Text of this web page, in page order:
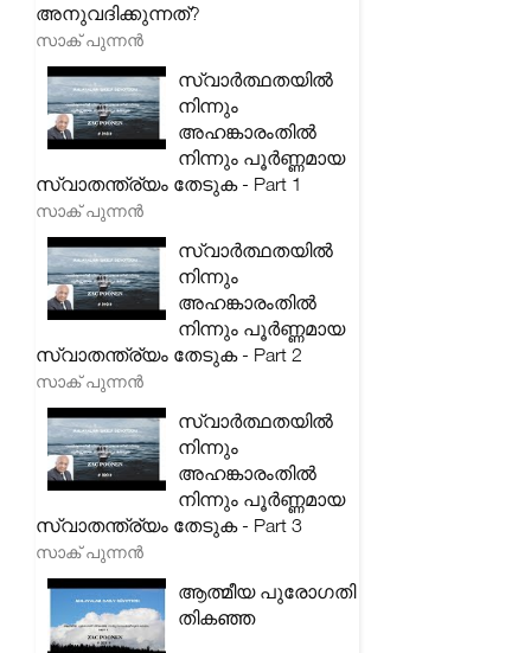
അനുവദിക്കുന്നത്?
സാക് പുന്നൻ
സ്വാർത്ഥതയിൽ
നിന്നും
അഹങ്കാരംതിൽ
നിന്നും പൂർണ്ണമായ
സ്വാതന്ത്ര്യം തേടുക - Part 1
സാക് പുന്നൻ
സ്വാർത്ഥതയിൽ
നിന്നും
അഹങ്കാരംതിൽ
നിന്നും പൂർണ്ണമായ
സ്വാതന്ത്ര്യം തേടുക - Part 2
സാക് പുന്നൻ
സ്വാർത്ഥതയിൽ
നിന്നും
അഹങ്കാരംതിൽ
നിന്നും പൂർണ്ണമായ
സ്വാതന്ത്ര്യം തേടുക - Part 3
സാക് പുന്നൻ
ആത്മീയ പുരോഗതി
തികഞ്ഞ